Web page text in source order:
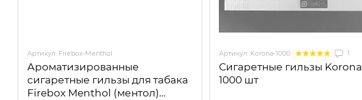
Артикул: Firebox-Menthol
Ароматизированные
сигаретные гильзы для табака
Firebox Menthol (ментол)
Артикул: Korona-1000 1
Сигаретные гильзы Korona
1000 шт